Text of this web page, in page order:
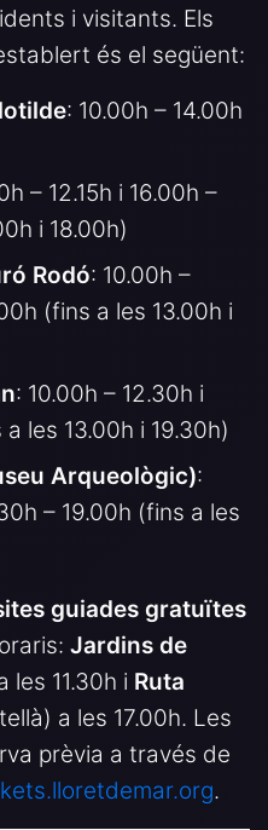
i visitants. Els
és el següent:
: 10.00h – 14.00h
– 12.15h i 16.00h –
i 18.00h)
Rodó: 10.00h –
(fins a les 13.00h i
: 10.00h – 12.30h i
les 13.00h i 19.30h)
Arqueològic):
– 19.00h (fins a les
guiades gratuïtes
Jardins de
les 11.30h i Ruta
a les 17.00h. Les
prèvia a través de
.